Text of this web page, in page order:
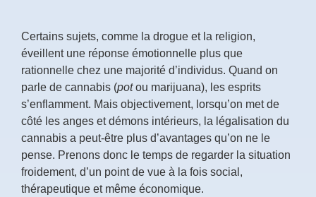
Certains sujets, comme la drogue et la religion,
éveillent une réponse émotionnelle plus que
rationnelle chez une majorité d’individus. Quand on
parle de cannabis (potou marijuana), les esprits
s’enflamment. Mais objectivement, lorsqu’on met de
côté les anges et démons intérieurs, la légalisation du
cannabis a peut-être plus d’avantages qu’on ne le
pense. Prenons donc le temps de regarder la situation
froidement, d’un point de vue à la fois social,
thérapeutique et même économique.